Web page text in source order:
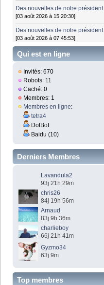
Des nouvelles de notre président
[03 août 2026 à 15:20:30]
Des nouvelles de notre président
[03 août 2026 à 07:45:53]
Qui est en ligne
Invités: 670
Robots: 11
Caché: 0
Membres: 1
Membres en ligne:
tetra4
DotBot
Baidu (10)
Derniers Membres
Lavandula2
93j 21h 29m
chris26
84j 19h 56m
Arnaud
83j 9h 36m
charlieboy
66j 21h 41m
Gyzmo34
63j 9m
Top membres